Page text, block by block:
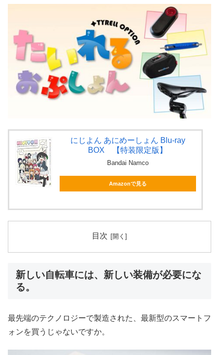
にじよん あにめーしょん Blu-ray
BOX 【特装限定版】
Bandai Namco
Amazonで見る
目次
新しい自転車には、新しい装備が必要にな
る。
最先端のテクノロジーで製造された、最新型のスマートフ
ォンを買うじゃないですか。